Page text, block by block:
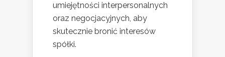
umiejętności interpersonalnych
oraz negocjacyjnych, aby
skutecznie bronić interesów
spółki.